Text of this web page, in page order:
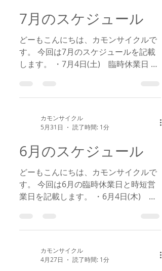
7月のスケジュール
どーもこんにちは、カモンサイクルで
す。 今回は7月のスケジュールを記載
します。 ・7月4日(土) 臨時休業日 ・
休業日 追記の可能性がありますので都
カモンサイクル
5月31日
読了時間: 1分
6月のスケジュール
どーもこんにちは、カモンサイクルで
す。 今回は6月の臨時休業日と時短営
業日を記載します。 ・6月4日(木) 時
ますので、都度ご確認ください。
カモンサイクル
4月27日
読了時間: 1分